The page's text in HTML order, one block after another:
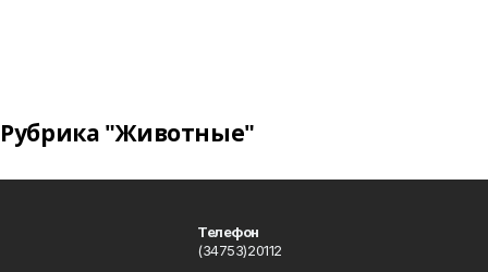
Рубрика "Животные"
Телефон
(34753)20112